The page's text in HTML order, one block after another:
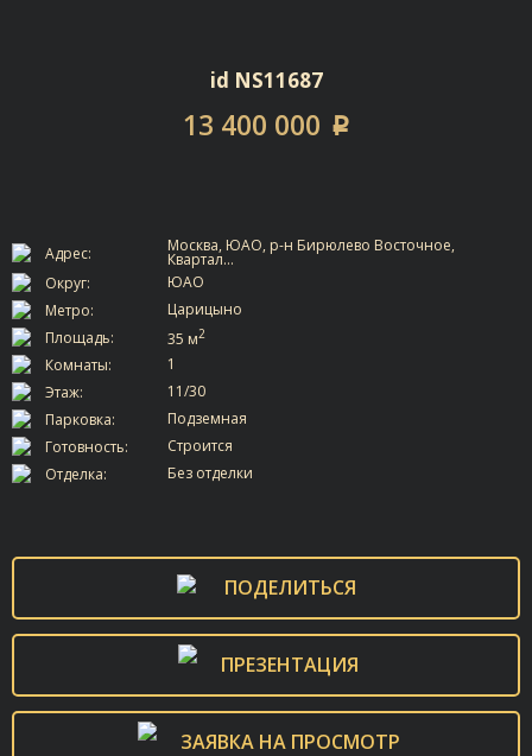
id NS11687
13 400 000 p
Адрес: Москва, ЮАО, р-н Бирюлево Восточное,
Квартал…
Округ:
ЮАО
Метро:
Царицыно
Площадь:
35 м2
Комнаты:
1
Этаж:
11/30
Парковка:
Подземная
Готовность:
Строится
Отделка:
Без отделки
ПОДЕЛИТЬСЯ
ПРЕЗЕНТАЦИЯ
ЗАЯВКА НА ПРОСМОТР